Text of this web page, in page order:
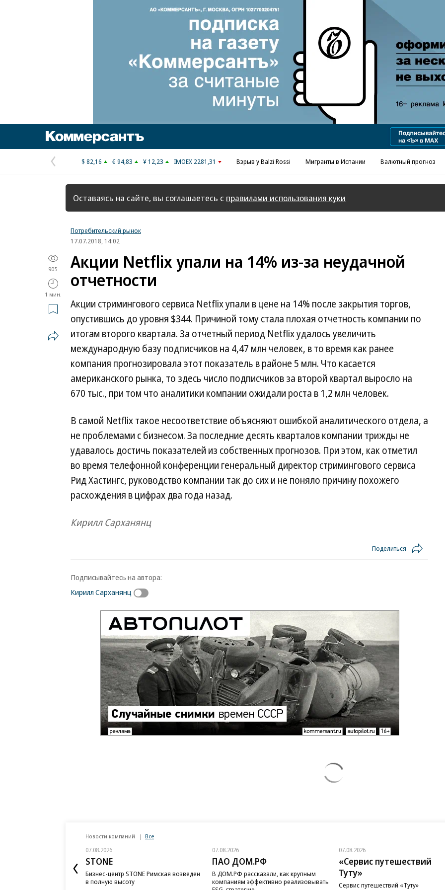
Реклама в «Ъ» www.kommersant.ru/ad
Предыдущая
страница
$ 82,16 € 94,83 ¥ 12,23 IMOEX 2281,31 Взрыв у Balzi Rossi Мигранты в Испании Валютный прогноз
Оставаясь на сайте, вы соглашаетесь с правилами использования куки
Потребительский рынок
17.07.2018, 14:02
905
1 мин.
Акции Netflix упали на 14% из-за неудачной
отчетности
Акции стримингового сервиса Netflix упали в цене на 14% после закрытия торгов,
опустившись до уровня $344. Причиной тому стала плохая отчетность компании по
итогам второго квартала. За отчетный период Netflix удалось увеличить
международную базу подписчиков на 4,47 млн человек, в то время как ранее
компания прогнозировала этот показатель в районе 5 млн. Что касается
американского рынка, то здесь число подписчиков за второй квартал выросло на
670 тыс., при том что аналитики компании ожидали роста в 1,2 млн человек.
В самой Netflix такое несоответствие объясняют ошибкой аналитического отдела, а
не проблемами с бизнесом. За последние десять кварталов компании трижды не
удавалось достичь показателей из собственных прогнозов. При этом, как отметил
во время телефонной конференции генеральный директор стримингового сервиса
Рид Хастингс, руководство компании так до сих и не поняло причину похожего
расхождения в цифрах два года назад.
Кирилл Сарханянц
Поделиться
Подписывайтесь на автора:
Кирилл Сарханянц
Новости компаний Все
07.08.2026
STONE
Бизнес-центр STONE Римская возведен
в полную высоту
07.08.2026
ПАО ДОМ.РФ
В ДОМ.РФ рассказали, как крупным
компаниям эффективно реализовывать
07.08.2026
«Сервис путешествий
Туту»
Сервис путешествий «Туту»